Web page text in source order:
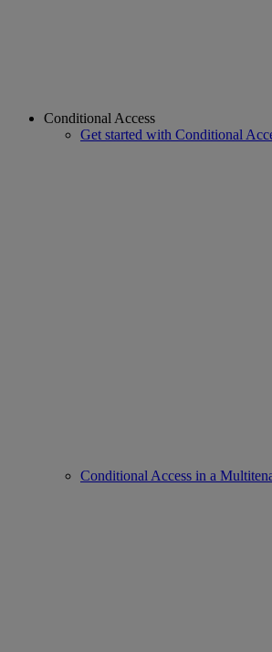
Conditional Access
Get started with Conditional
Conditional Access in a